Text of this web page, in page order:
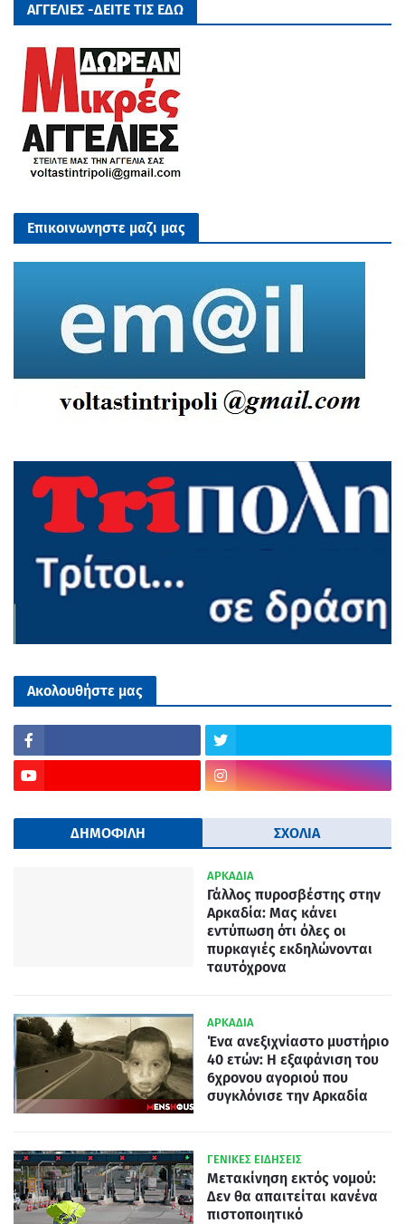
ΑΓΓΕΛΙΕΣ -ΔΕΙΤΕ ΤΙΣ ΕΔΩ
Επικοινωνηστε μαζι μας
Ακολουθήστε μας
ΔΗΜΟΦΙΛΗ ΣΧΟΛΙΑ
ΑΡΚΑΔΙΑ
Γάλλος πυροσβέστης στην
Αρκαδία: Μας κάνει
εντύπωση ότι όλες οι
πυρκαγιές εκδηλώνονται
ταυτόχρονα
ΑΡΚΑΔΙΑ
Ένα ανεξιχνίαστο μυστήριο
40 ετών: Η εξαφάνιση του
6χρονου αγοριού που
συγκλόνισε την Αρκαδία
ΓΕΝΙΚΕΣ ΕΙΔΗΣΕΙΣ
Μετακίνηση εκτός νομού:
Δεν θα απαιτείται κανένα
πιστοποιητικό